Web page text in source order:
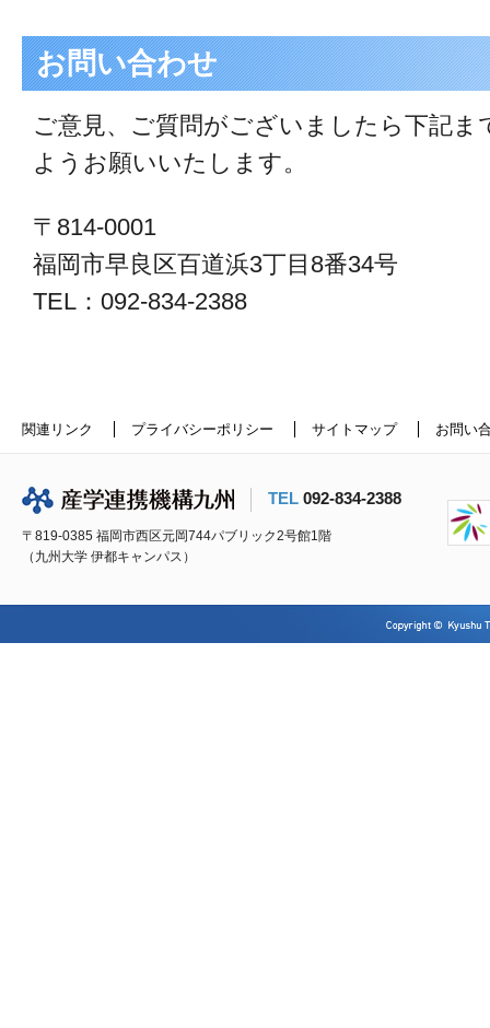
お問い合わせ
ご意見、ご質問がございましたら下記
ようお願いいたします。
〒814-0001
福岡市早良区百道浜3丁目8番34号
TEL：092-834-2388
関連リンク プライバシーポリシー サイトマップ お問い
TEL 092-834-2388
〒819-0385 福岡市西区元岡744パブリック2号館1階
（九州大学 伊都キャンパス）